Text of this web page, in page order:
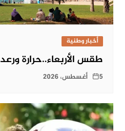
أخبار وطنية
طقس الأربعاء..حرارة ورعد
5 أغسطس، 2026